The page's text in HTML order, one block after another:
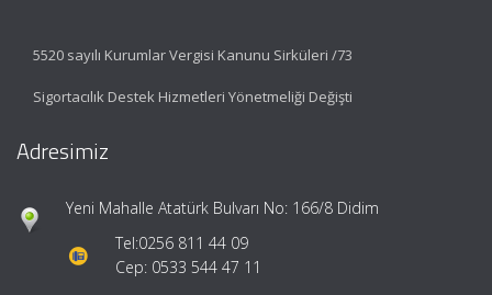
5520 sayılı Kurumlar Vergisi Kanunu Sirküleri /73
Sigortacılık Destek Hizmetleri Yönetmeliği Değişti
Adresimiz
Yeni Mahalle Atatürk Bulvarı No: 166/8 Didim
Tel:0256 811 44 09
Cep: 0533 544 47 11